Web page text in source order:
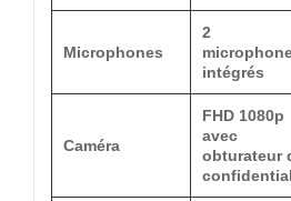
Microphones
2
intégrés
Caméra
FHD 1080p
avec
obturateur